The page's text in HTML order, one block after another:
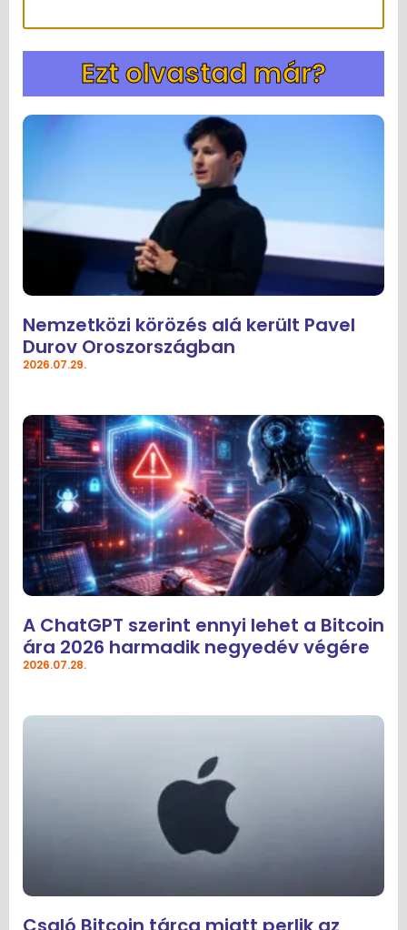
Ezt olvastad már?
Nemzetközi körözés alá került Pavel
Durov Oroszországban
2026.07.29.
A ChatGPT szerint ennyi lehet a Bitcoin
ára 2026 harmadik negyedév végére
2026.07.28.